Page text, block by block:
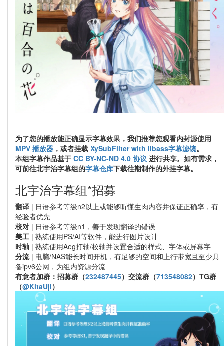
为了您的播放能正确显示字幕效果，我们推荐您观看内封源使用
MPV 播放器 ，或者挂载 XySubFilter with libass字幕滤镜。
本组字幕作品基于 CC BY-NC-ND 4.0 协议 进行共享。如有需求，
可前往北宇治字幕组的字幕仓库下载往期制作的外挂字幕。
北宇治字幕组*招募
翻译 | 日语参考等级n2以上或能够听懂生肉内容并保证正确率，有
经验者优先
校对 | 日语参考等级n1，善于发现翻译的错误
美工 | 熟练使用PS/AI等软件，能进行图片设计
时轴 | 熟练使用Aeg打轴/校轴并设置合适的样式、字体或屏幕字
分流| 电脑/NAS能长时间开机，有足够的空间和上行带宽且至少具
备ipv6公网，为组内资源分流
有意者加群：招募群（232487445）交流群（713548082）TG群
（@KitaUji）